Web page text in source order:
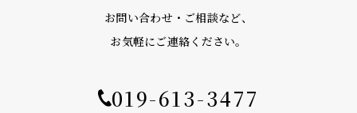
お問い合わせ・ご相談など、
お気軽にご連絡ください。
019-613-3477